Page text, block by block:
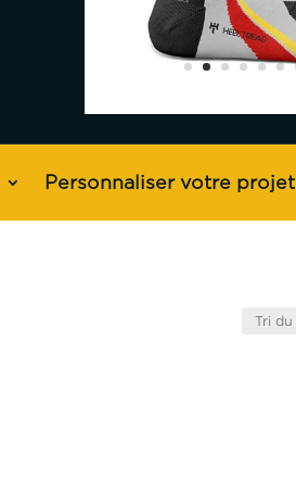
Personnaliser votre projet